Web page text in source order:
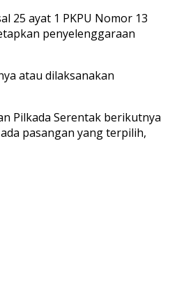
25 ayat 1 PKPU Nomor 13
penyelenggaraan
atau dilaksanakan
Pilkada Serentak berikutnya
pasangan yang terpilih,